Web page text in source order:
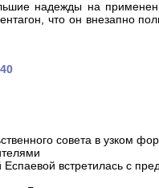
надежды на
что он внезапно
совета в узком
встретилась с